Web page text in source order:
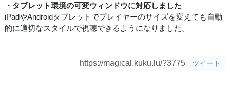
・タブレット環境の可変ウィンドウに対応しました
iPadやAndroidタブレットでプレイヤーのサイズを変えても自動
的に適切なスタイルで視聴できるようになりました。
https://magical.kuku.lu/?3775 ツイート